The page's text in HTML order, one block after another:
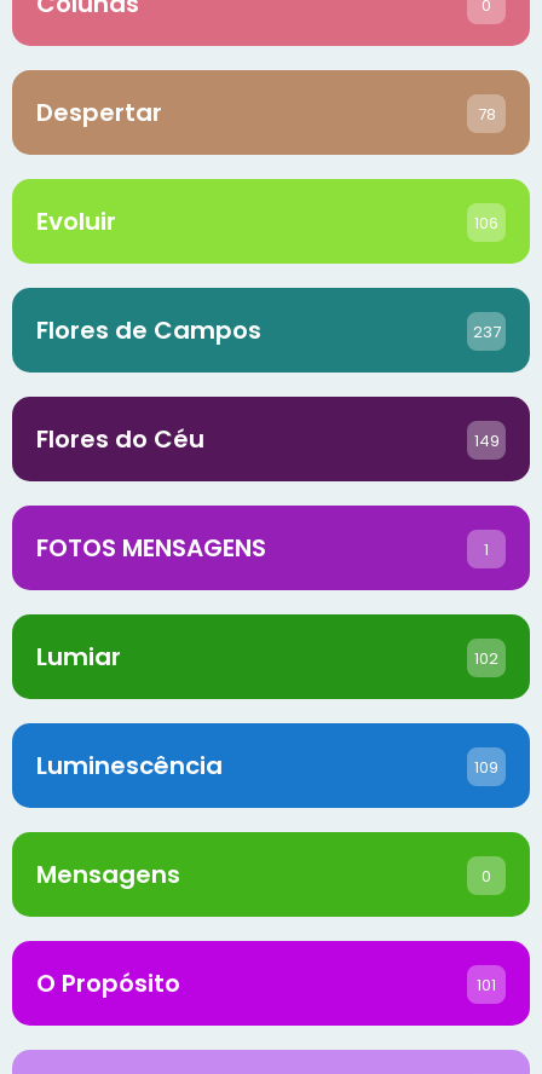
0
Despertar 78
Evoluir 106
Flores de Campos 237
Flores do Céu 149
FOTOS MENSAGENS 1
Lumiar 102
Luminescência 109
Mensagens 0
O Propósito 101